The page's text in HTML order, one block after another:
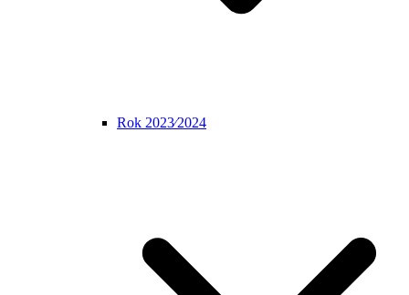
Rok 2023⁄2024